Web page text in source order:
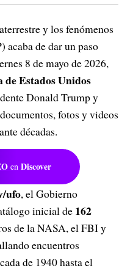
y los fenómenos
acaba de dar un paso
8 de mayo de 2026,
Estados Unidos
Donald Trump y
fotos y videos
décadas.
en Discover
ufo, el Gobierno
inicial de 162
de la NASA, el FBI y
encuentros
de 1940 hasta el